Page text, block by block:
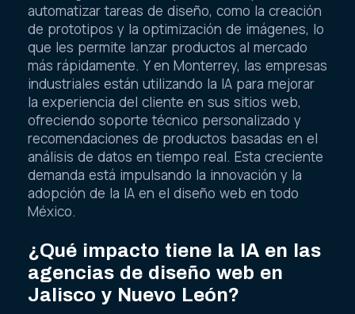
automatizar tareas de diseño, como la creación
de prototipos y la optimización de imágenes, lo
que les permite lanzar productos al mercado
más rápidamente. Y en Monterrey, las empresas
industriales están utilizando la IA para mejorar
la experiencia del cliente en sus sitios web,
ofreciendo soporte técnico personalizado y
recomendaciones de productos basadas en el
análisis de datos en tiempo real. Esta creciente
demanda está impulsando la innovación y la
adopción de la IA en el diseño web en todo
México.
¿Qué impacto tiene la IA en las
agencias de diseño web en
Jalisco y Nuevo León?